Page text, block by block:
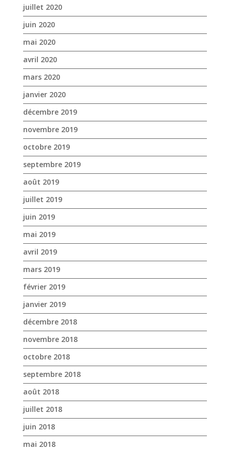
juillet 2020
juin 2020
mai 2020
avril 2020
mars 2020
janvier 2020
décembre 2019
novembre 2019
octobre 2019
septembre 2019
août 2019
juillet 2019
juin 2019
mai 2019
avril 2019
mars 2019
février 2019
janvier 2019
décembre 2018
novembre 2018
octobre 2018
septembre 2018
août 2018
juillet 2018
juin 2018
mai 2018